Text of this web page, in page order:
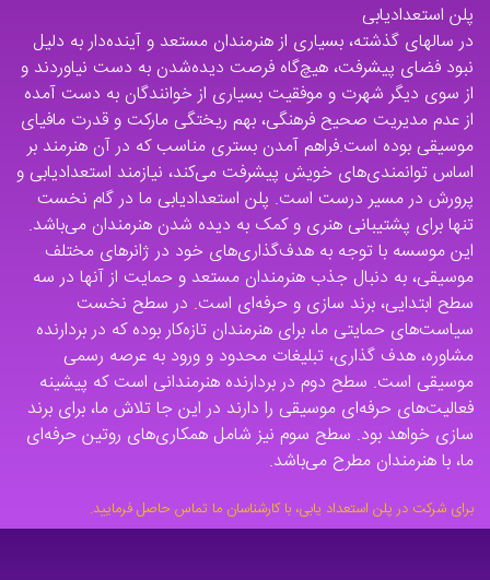
پلن استعدادیابی
در سالهای گذشته، بسیاری از هنرمندان مستعد و آینده‌دار به دلیل
نبود فضای پیشرفت، هیچ‌گاه فرصت دیده‌شدن به دست نیاوردند و
از سوی دیگر شهرت و موفقیت بسیاری از خوانندگان به دست آمده
از عدم مدیریت صحیح فرهنگی، بهم ریختگی مارکت و قدرت مافیای
موسیقی بوده است.فراهم آمدن بستری مناسب که در آن هنرمند بر
اساس توانمندی‌های خویش پیشرفت می‌کند، نیازمند استعدادیابی و
پرورش در مسیر درست است. پلن استعدادیابی ما در گام نخست
تنها برای پشتیبانی هنری و کمک به دیده شدن هنرمندان می‌باشد.
این موسسه با توجه به هدف‌گذاری‌های خود در ژانرهای مختلف
موسیقی، به دنبال جذب هنرمندان مستعد و حمایت از آنها در سه
سطح ابتدایی، برند سازی و حرفه‌ای است. در سطح نخست
سیاست‌های حمایتی ما، برای هنرمندان تازه‌کار بوده که در بردارنده
مشاوره، هدف گذاری، تبلیغات محدود و ورود به عرصه رسمی
موسیقی است. سطح دوم در بردارنده هنرمندانی است که پیشینه
فعالیت‌های حرفه‌ای موسیقی را دارند در این جا تلاش ما، برای برند
سازی خواهد بود. سطح سوم نیز شامل همکاری‌های روتین حرفه‌ای
ما، با هنرمندان مطرح می‌باشد.
برای شرکت در پلن استعداد یابی، با کارشناسان ما تماس حاصل فرمایید.